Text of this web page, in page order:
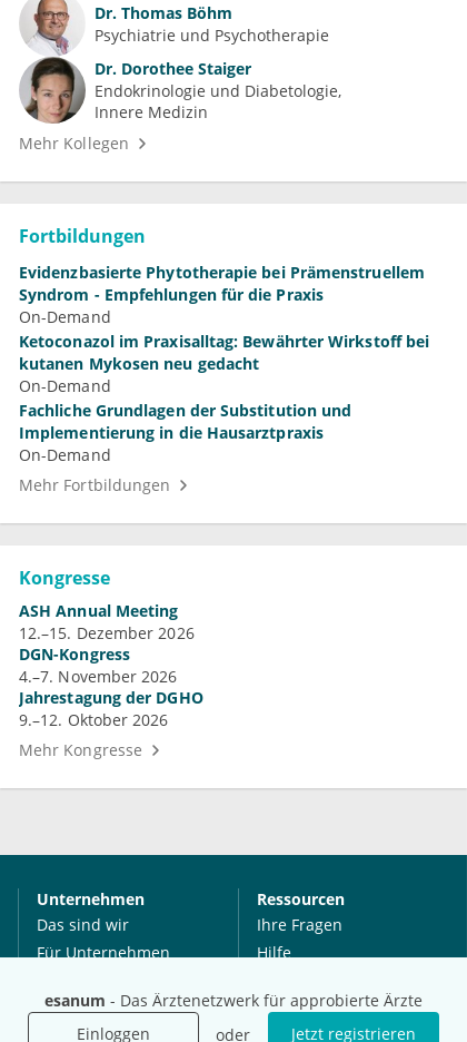
esanum - Das Ärztenetzwerk für approbierte Ärzte
Einloggen
oder Jetzt registrieren
Dr. Thomas Böhm
Psychiatrie und Psychotherapie
Dr. Dorothee Staiger
Endokrinologie und Diabetologie
Innere Medizin
Mehr Kollegen
Fortbildungen
Evidenzbasierte Phytotherapie bei Prämenstruellem
Syndrom - Empfehlungen für die Praxis
On-Demand
Ketoconazol im Praxisalltag: Bewährter Wirkstoff bei
kutanen Mykosen neu gedacht
On-Demand
Fachliche Grundlagen der Substitution und
Implementierung in die Hausarztpraxis
On-Demand
Mehr Fortbildungen
Kongresse
ASH Annual Meeting
12.–15. Dezember 2026
DGN-Kongress
4.–7. November 2026
Jahrestagung der DGHO
9.–12. Oktober 2026
Mehr Kongresse
Unternehmen
Das sind wir
Für Unternehmen
Mediadaten
Presse
Ressourcen
Ihre Fragen
Hilfe